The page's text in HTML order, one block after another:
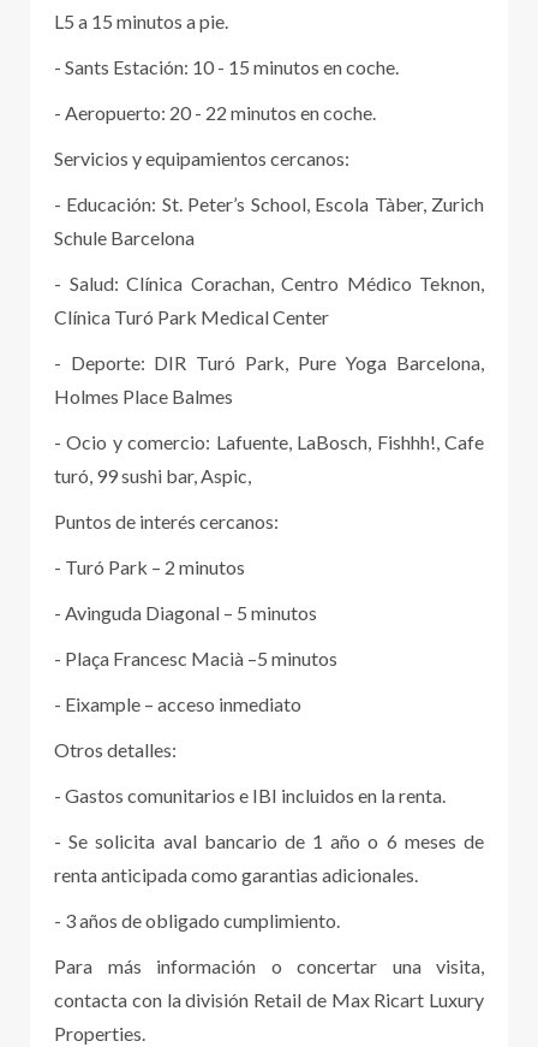
L5 a 15 minutos a pie.
- Sants Estación: 10 - 15 minutos en coche.
- Aeropuerto: 20 - 22 minutos en coche.
Servicios y equipamientos cercanos:
- Educación: St. Peter’s School, Escola Tàber, Zurich
Schule Barcelona
- Salud: Clínica Corachan, Centro Médico Teknon,
Clínica Turó Park Medical Center
- Deporte: DIR Turó Park, Pure Yoga Barcelona,
Holmes Place Balmes
- Ocio y comercio: Lafuente, LaBosch, Fishhh!, Cafe
turó, 99 sushi bar, Aspic,
Puntos de interés cercanos:
- Turó Park – 2 minutos
- Avinguda Diagonal – 5 minutos
- Plaça Francesc Macià –5 minutos
- Eixample – acceso inmediato
Otros detalles:
- Gastos comunitarios e IBI incluidos en la renta.
- Se solicita aval bancario de 1 año o 6 meses de
renta anticipada como garantias adicionales.
- 3 años de obligado cumplimiento.
Para más información o concertar una visita,
contacta con la división Retail de Max Ricart Luxury
Properties.